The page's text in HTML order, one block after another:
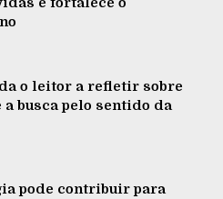
o leitor a refletir sobre
busca pelo sentido da
pode contribuir para